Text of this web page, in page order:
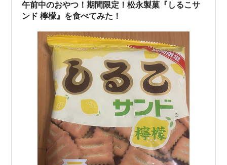
い甘さだ。そう考えてみれば、重量級の甘さが好…
午前中のおやつ！期間限定！松永製菓『しるこサ
ンド 檸檬』を食べてみた！